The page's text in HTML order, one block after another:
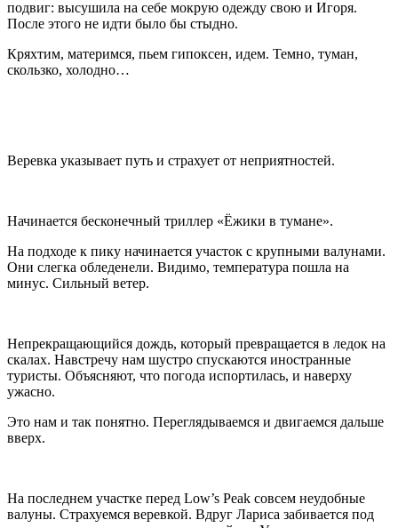
подвиг: высушила на себе мокрую одежду свою и Игоря.
После этого не идти было бы стыдно.
Кряхтим, материмся, пьем гипоксен, идем. Темно, туман,
скользко, холодно…
Веревка указывает путь и страхует от неприятностей.
Начинается бесконечный триллер «Ёжики в тумане».
На подходе к пику начинается участок с крупными валунами.
Они слегка обледенели. Видимо, температура пошла на
минус. Сильный ветер.
Непрекращающийся дождь, который превращается в ледок на
скалах. Навстречу нам шустро спускаются иностранные
туристы. Объясняют, что погода испортилась, и наверху
ужасно.
Это нам и так понятно. Переглядываемся и двигаемся дальше
вверх.
На последнем участке перед Low’s Peak совсем неудобные
валуны. Страхуемся веревкой. Вдруг Лариса забивается под